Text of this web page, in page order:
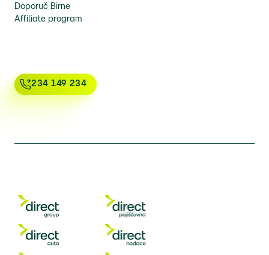
Doporuč Birne
Affiliate program
234 149 234